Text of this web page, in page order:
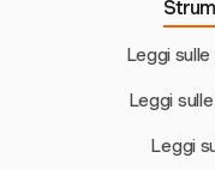
Leggi
Leggi
Leggi